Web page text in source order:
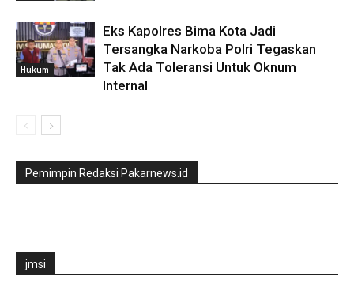
Hukum
Eks Kapolres Bima Kota Jadi
Tersangka Narkoba Polri Tegaskan
Tak Ada Toleransi Untuk Oknum
Internal
Pemimpin Redaksi Pakarnews.id
jmsi